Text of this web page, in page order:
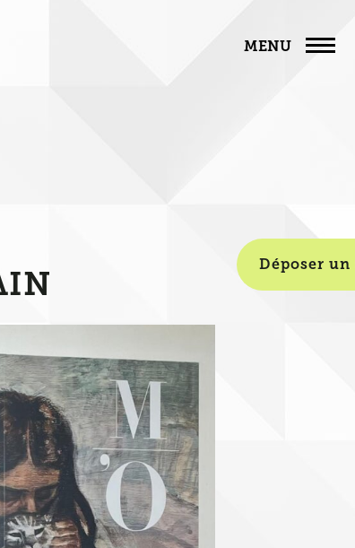
MENU
Déposer un